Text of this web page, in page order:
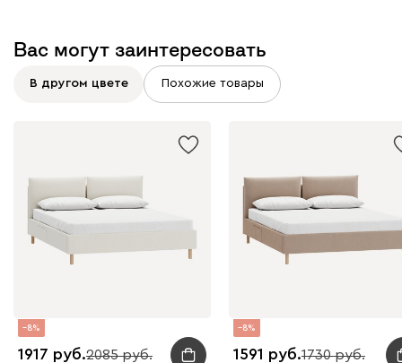
Вас могут заинтересовать
В другом цвете Похожие товары
8
1917 2085
8
1591 1730